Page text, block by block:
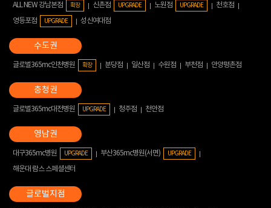
ALL NEW 강남본점 확장 신촌점 UPGRADE 노원점 UPGRADE
천호점
영등포점
UPGRADE 성신여대점
글로벌365mc인천병원 확장 분당점 일산점 수원점 부천점 안양평촌점
글로벌365mc대전병원 UPGRADE 청주점 천안점
대구365mc병원 UPGRADE 부산365mc병원(서면) UPGRADE
해운대 람스 스페셜센터